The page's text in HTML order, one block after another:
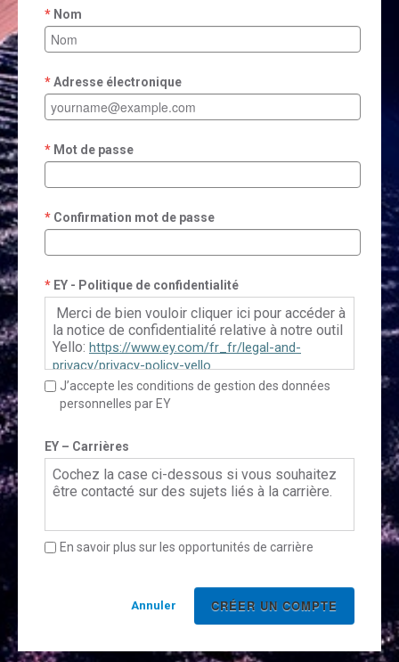
Nom
Adresse électronique
Mot de passe
Confirmation mot de passe
EY - Politique de confidentialité
Merci de bien vouloir cliquer ici pour accéder à
la notice de confidentialité relative à notre outil
Yello: https://www.ey.com/fr_fr/legal-and-
privacy/privacy-policy-yello
privacy/privacy-policy-yello
J’accepte les conditions de gestion des données
personnelles par EY
EY – Carrières
Cochez la case ci-dessous si vous souhaitez
être contacté sur des sujets liés à la carrière.
En savoir plus sur les opportunités de carrière
Annuler